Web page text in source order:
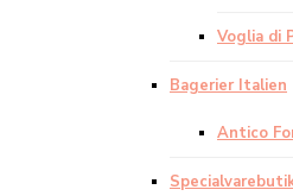
Voglia di
Bagerier Italien
Antico